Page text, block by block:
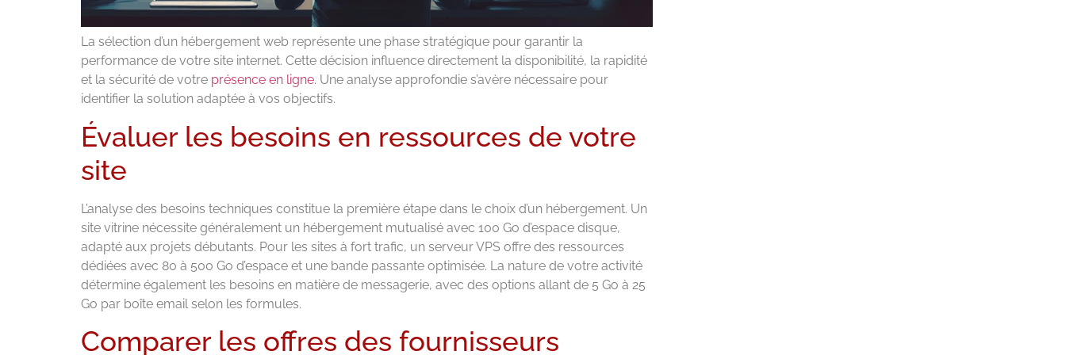
La sélection d’un hébergement web représente une phase stratégique pour garantir la
performance de votre site internet. Cette décision influence directement la disponibilité, la rapidité
et la sécurité de votre présence en ligne. Une analyse approfondie s’avère nécessaire pour
identifier la solution adaptée à vos objectifs.
Évaluer les besoins en ressources de votre
site
L’analyse des besoins techniques constitue la première étape dans le choix d’un hébergement. Un
site vitrine nécessite généralement un hébergement mutualisé avec 100 Go d’espace disque,
adapté aux projets débutants. Pour les sites à fort trafic, un serveur VPS offre des ressources
dédiées avec 80 à 500 Go d’espace et une bande passante optimisée. La nature de votre activité
détermine également les besoins en matière de messagerie, avec des options allant de 5 Go à 25
Go par boîte email selon les formules.
Comparer les offres des fournisseurs